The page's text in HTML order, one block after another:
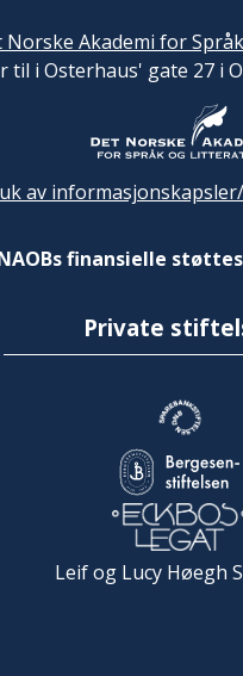
Norske Akademi for
til i Osterhaus' gate 27 i
av
finansielle
Private
Leif og Lucy Høegh